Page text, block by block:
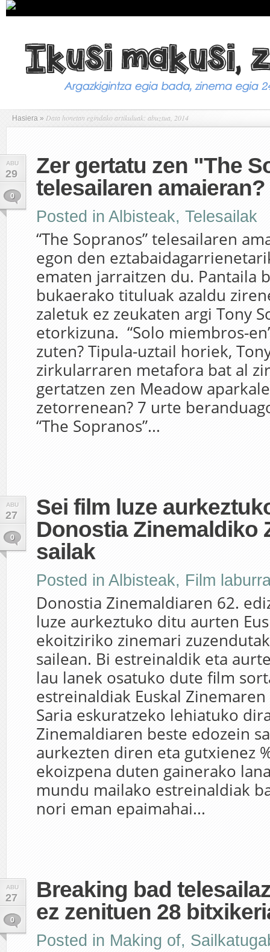
Hasiera » Data honetan egindako artikuluak: abuztua, 2014
ABU
29
0
Zer gertatu zen "The
telesailaren amaieran?
Posted in Albisteak, Telesailak
“The Sopranos” telesailaren
egon den
ematen jarraitzen du. Pantaila
bukaerako tituluak azaldu
zaletuk ez zeukaten argi Tony
etorkizuna. “Solo miembros-
zuten? Tipula-uztail horiek,
zirkularraren metafora bat al
gertatzen zen Meadow
zetorrenean? 7 urte
“The Sopranos”...
ABU
27
0
Sei film luze
Donostia Zinemaldiko
sailak
Posted in Albisteak, Film
Donostia Zinemaldiaren 62.
luze aurkeztuko ditu aurten
ekoitziriko zinemari
sailean. Bi estreinaldik eta
lau lanek osatuko dute film
estreinaldiak Euskal
Saria eskuratzeko lehiatuko
Zinemaldiaren beste edozein
aurkezten diren eta gutxienez
ekoizpena duten gainerako
mundu mailako estreinaldiak
nori eman epaimahai...
ABU
27
0
Breaking bad
ez zenituen 28
Posted in Making of,